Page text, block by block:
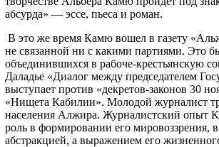
абсурда» — эссе, пьеса и роман.
В это же время Камю вошел в газету
не связанной ни с какими партиями. Это
объединившихся в рабоче-крестьянскую
Даладье «Диалог между председателем
выступает против «декретов-законов 30
«Нищета Кабилии». Молодой журналист
населения Алжира. Журналистский
роль в формировании его
абстракцией, а выражением его